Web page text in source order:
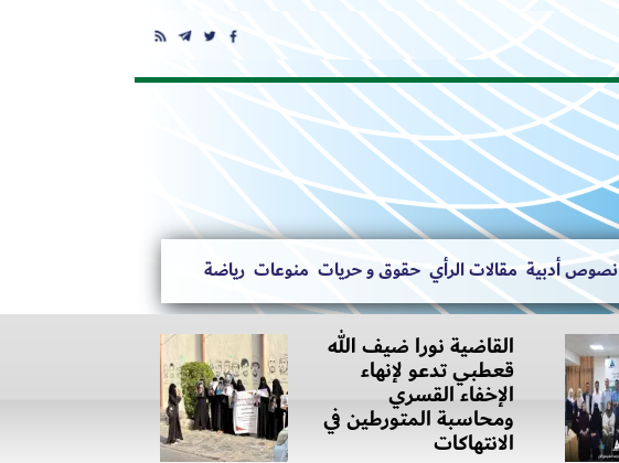
نصوص أدبية مقالات الرأي حقوق و حريات منوعات رياضة
القاضية نورا ضيف الله
قعطبي تدعو لإنهاء
الإخفاء القسري
ومحاسبة المتورطين في
الانتهاكات